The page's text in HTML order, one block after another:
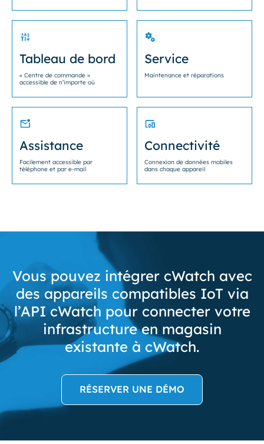
Tableau de bord
« Centre de commande »
accessible de n’importe où
Service
Maintenance et réparations
Assistance
Facilement accessible par
téléphone et par e-mail
Connectivité
Connexion de données mobiles
dans chaque appareil
Vous pouvez intégrer cWatch avec
des appareils compatibles IoT via
l’API cWatch pour connecter votre
infrastructure en magasin
existante à cWatch.
RÉSERVER UNE DÉMO